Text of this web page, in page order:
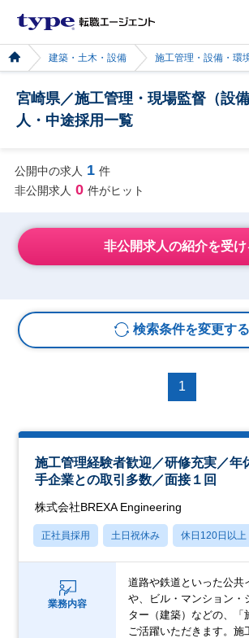
建築・土木・設備 施工管理・設備・環
宮崎県／施工管理・現場監督（設
人・中途採用一覧
公開中の求人 1 件
非公開求人 0 件がヒット
非公開求人の紹介を受け
検索条件を変更する
1
施工管理経験者歓迎／研修充実／年
手企業との取引多数／面接１回
株式会社BREXA Engineering
正社員採用 土日祝休み 休日120日以上
業務内容
道路や鉄道といった公共
や、ビル・マンション・
ター（建築）などの、「
ご活躍いただきます。施